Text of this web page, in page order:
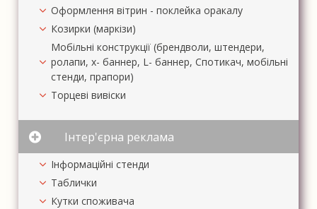
Оформлення вітрин - поклейка оракалу
Козирки (маркізи)
Мобільні конструкції (брендволи, штендери,
ролапи, х- баннер, L- баннер, Спотикач, мобільні
стенди, прапори)
Торцеві вивіски
Інтер'єрна реклама
Інформаційні стенди
Таблички
Кутки споживача